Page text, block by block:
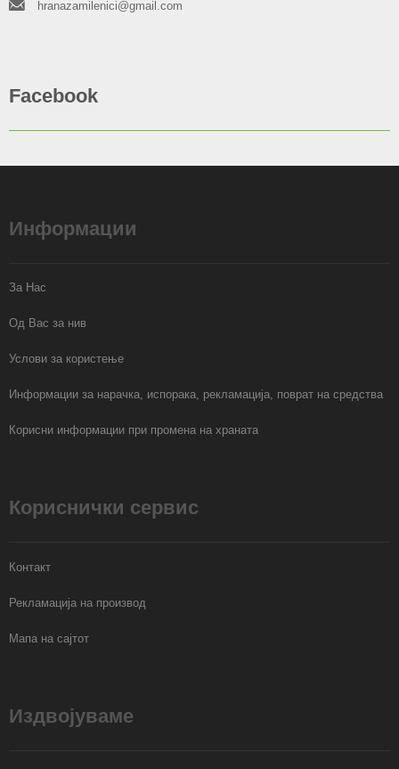
hranazamilenici@gmail.com
Facebook
Информации
За Нас
Од Вас за нив
Услови за користење
Информации за нарачка, испорака, рекламација, поврат на средства
Корисни информации при промена на храната
Кориснички сервис
Контакт
Рекламација на производ
Мапа на сајтот
Издвојуваме